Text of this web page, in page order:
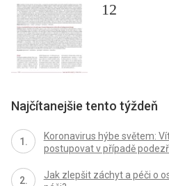
12
Najčítanejšie tento týždeň
Koronavirus hýbe světem:
postupovat v případě
Jak zlepšit záchyt a péči o